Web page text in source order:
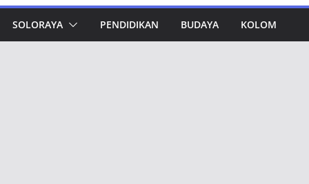
SOLORAYA PENDIDIKAN BUDAYA KOLOM